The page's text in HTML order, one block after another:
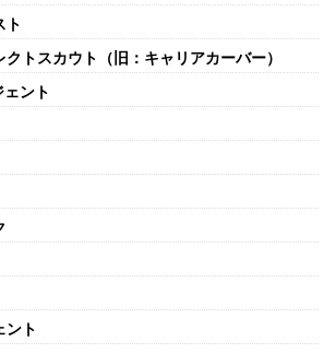
ト
クトスカウト（旧：キャリアカーバー）
ント
ント